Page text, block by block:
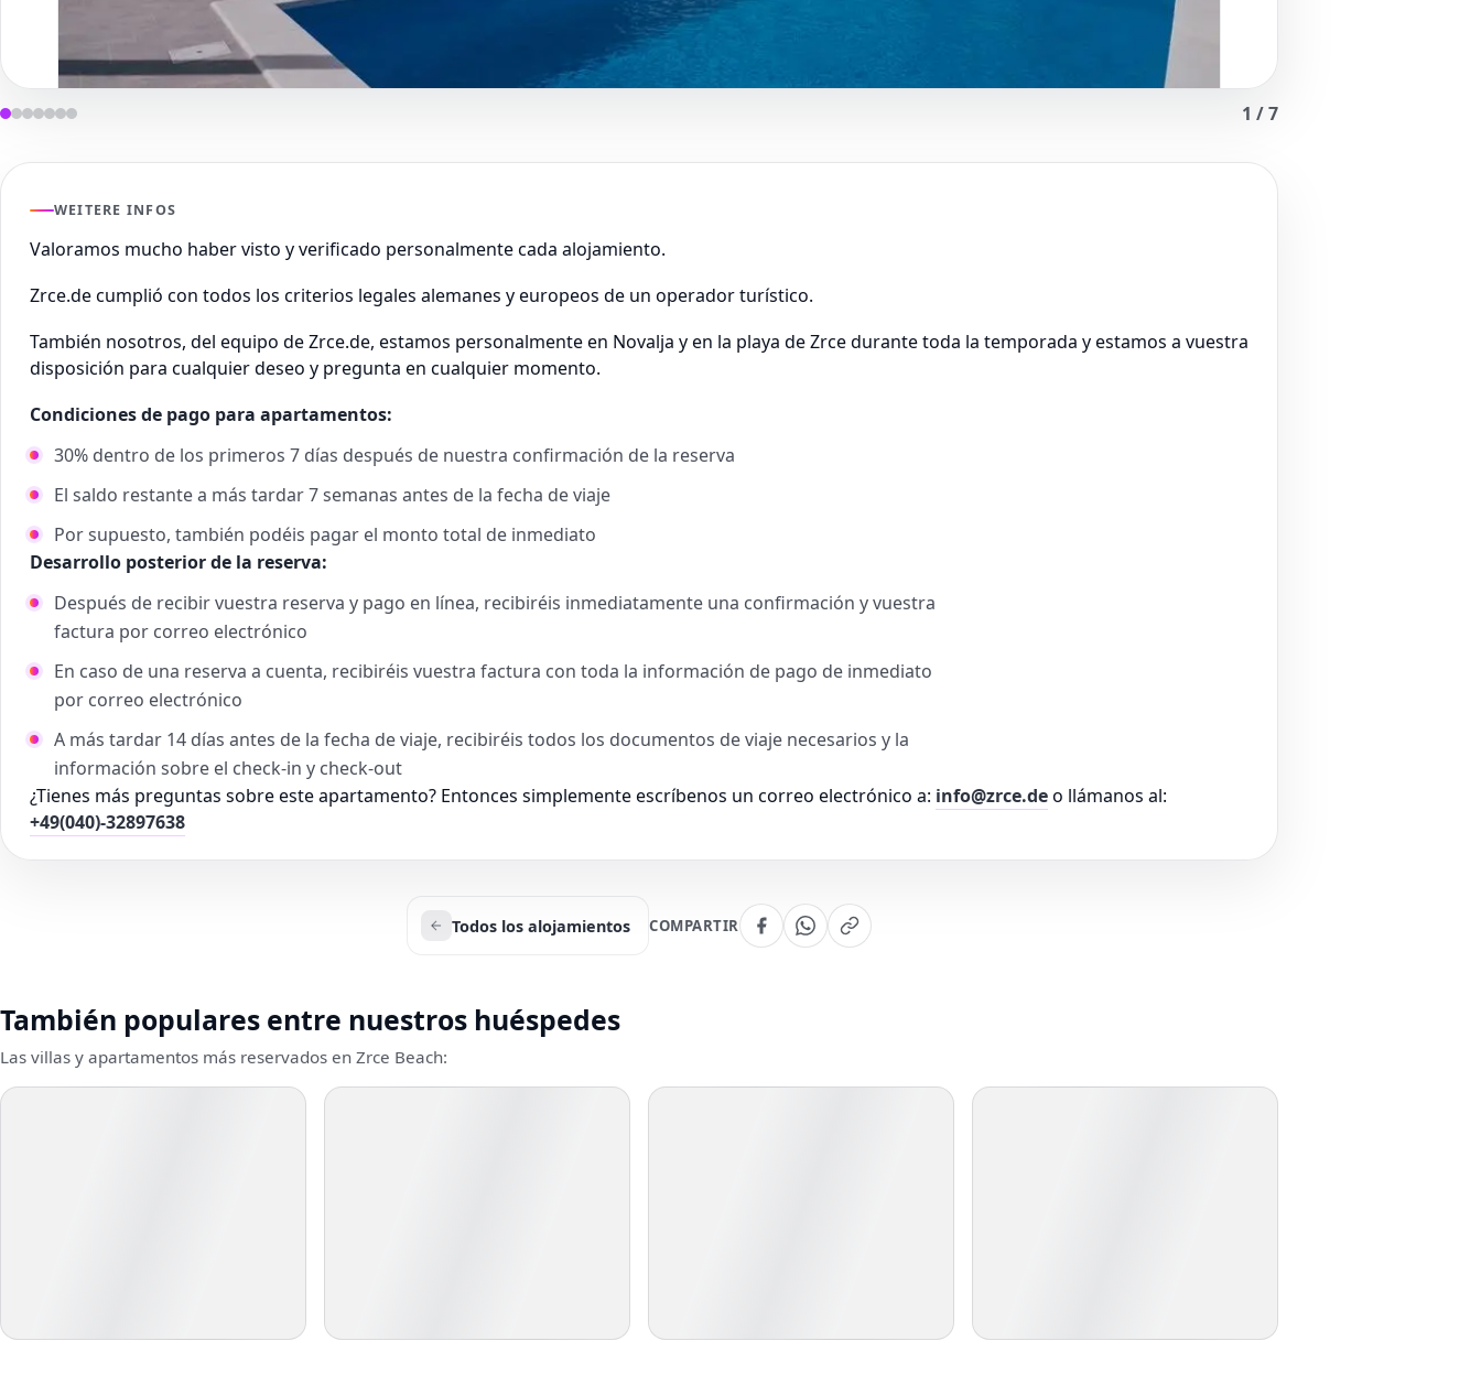
1 /7
WEITERE INFOS
Valoramos mucho haber visto y verificado personalmente cada alojamiento.
Zrce.de cumplió con todos los criterios legales alemanes y europeos de un operador turístico.
También nosotros, del equipo de Zrce.de, estamos personalmente en Novalja y en la playa de Zrce durante toda la temporada y estamos a vuestra
disposición para cualquier deseo y pregunta en cualquier momento.
Condiciones de pago para apartamentos:
30% dentro de los primeros 7 días después de nuestra confirmación de la reserva
El saldo restante a más tardar 7 semanas antes de la fecha de viaje
Por supuesto, también podéis pagar el monto total de inmediato
Desarrollo posterior de la reserva:
Después de recibir vuestra reserva y pago en línea, recibiréis inmediatamente una confirmación y vuestra
factura por correo electrónico
En caso de una reserva a cuenta, recibiréis vuestra factura con toda la información de pago de inmediato
por correo electrónico
A más tardar 14 días antes de la fecha de viaje, recibiréis todos los documentos de viaje necesarios y la
información sobre el check-in y check-out
¿Tienes más preguntas sobre este apartamento? Entonces simplemente escríbenos un correo electrónico a: info@zrce.deo llámanos al:
+49(040)-32897638
Todos los alojamientos COMPARTIR
También populares entre nuestros huéspedes
Las villas y apartamentos más reservados en Zrce Beach: